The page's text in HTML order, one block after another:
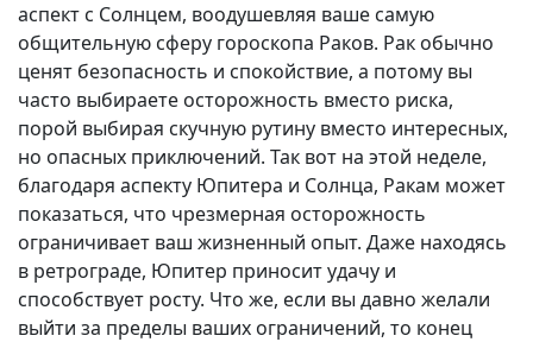
аспект с Солнцем, воодушевляя вашe самую
общительную сферу гороскопа Раков. Рак обычно
ценят безопасность и спокойствие, а потому вы
часто выбираете осторожность вместо риска,
порой выбирая скучную рутину вместо интересных,
но опасных приключений. Так вот на этой неделе,
благодаря аспекту Юпитера и Солнца, Ракам может
показаться, что чрезмерная осторожность
ограничивает ваш жизненный опыт. Даже находясь
в ретрограде, Юпитер приносит удачу и
способствует росту. Что же, если вы давно желали
выйти за пределы ваших ограничений, то конец